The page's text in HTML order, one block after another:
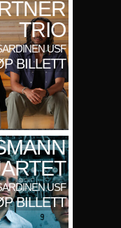
TRIO
USF
BILLETT
USF
BILLETT